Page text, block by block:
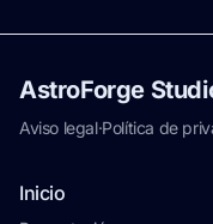
AstroForge
Aviso legal·Política de
Inicio